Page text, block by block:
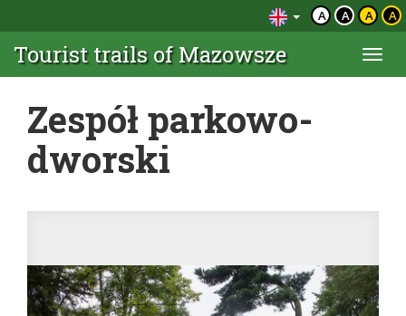
A A A A
Tourist trails of Mazowsze
Zespół parkowo-
dworski